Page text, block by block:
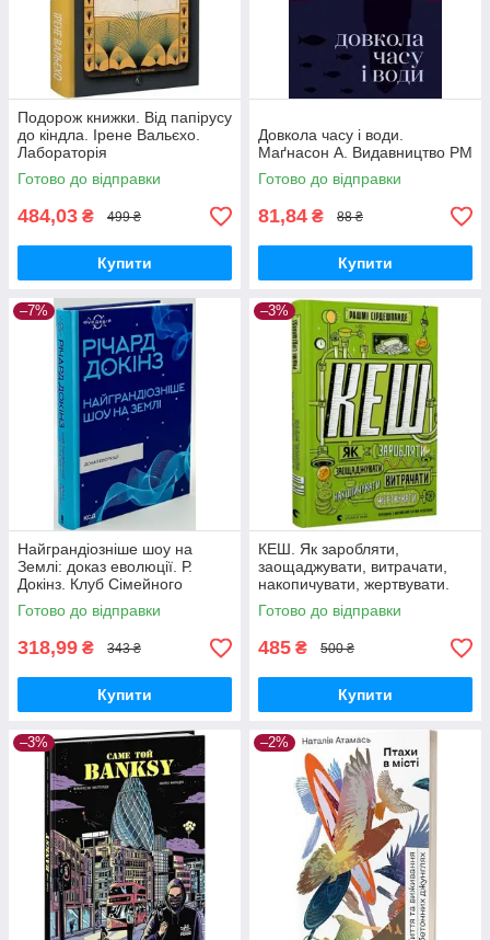
Подорож книжки. Від папірусу
до кіндла. Ірене Вальєхо.
Лабораторія
Готово до відправки
484,03 ₴ 499 ₴
Купити
Довкола часу і води.
Маґнасон А. Видавництво РМ
Готово до відправки
81,84 ₴ 88 ₴
Купити
–7%
Найграндіозніше шоу на
Землі: доказ еволюції. Р.
Докінз. Клуб Сімейного
Дозвілля
Готово до відправки
318,99 ₴ 343 ₴
Купити
–3%
КЕШ. Як заробляти,
заощаджувати, витрачати,
накопичувати, жертвувати.
Старого Лева
Готово до відправки
485 ₴ 500 ₴
Купити
–3% –2%